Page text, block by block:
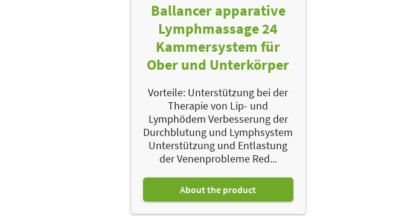
Ballancer apparative
Lymphmassage 24
Kammersystem für
Ober und Unterkörper
Vorteile: Unterstützung bei der
Therapie von Lip- und
Lymphödem Verbesserung der
Durchblutung und Lymphsystem
Unterstützung und Entlastung
der Venenprobleme Red...
About the product